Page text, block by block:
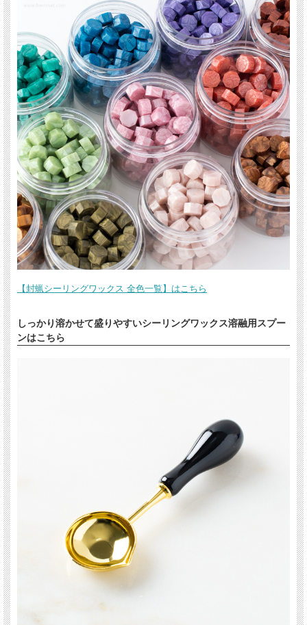
【封蝋シーリングワックス 全色一覧】はこちら
しっかり溶かせて盛りやすいシーリングワックス溶融用スプー
ンはこちら